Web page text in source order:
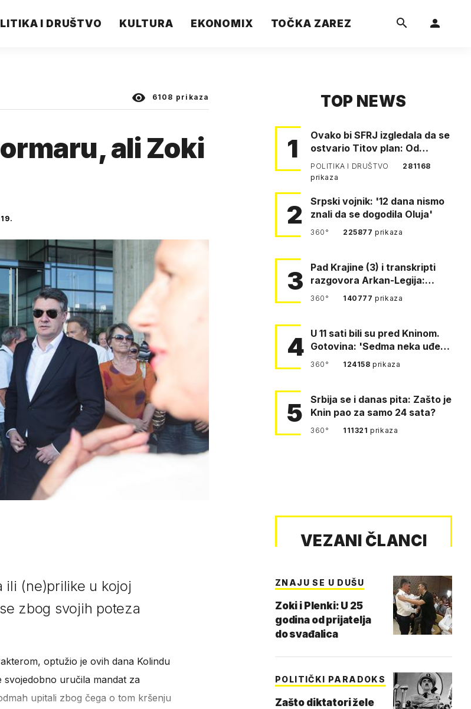
I DRUŠTVO KULTURA EKONOMIX TOČKA ZAREZ
6108 prikaza
ali Zoki
ili (ne)prilike u kojoj
zbog svojih poteza
optužio je ovih dana Kolindu
uručila mandat za
upitali zbog čega o tom kršenju
TOP NEWS
1
Ovako bi SFRJ izgledala da se
ostvario Titov plan: Od
Klagenfurta do Istanbula!
POLITIKA I DRUŠTVO
281168
prikaza
2
Srpski vojnik: '12 dana nismo
znali da se dogodila Oluja'
360° 225877prikaza
3
Pad Krajine (3) i transkripti
razgovora Arkan-Legija:
'Čujem, prelazite ustašam…
360° 140777prikaza
4 U 11 sati bili su pred Kninom.
Gotovina: 'Sedma neka uđe,
4. gardijska neka g…
360° 124158prikaza
5
Srbija se i danas pita: Zašto je
Knin pao za samo 24 sata?
360° 111321prikaza
VEZANI ČLANCI
ZNAJU SE U DUŠU
Zoki i Plenki: U 25
godina od prijatelja
do svađalica
POLITIČKI PARADOKS
Zašto diktatori žele